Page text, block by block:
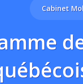
Cabinet